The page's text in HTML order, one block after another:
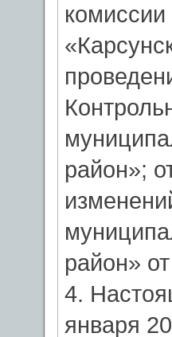
район»;
район»
4.
января